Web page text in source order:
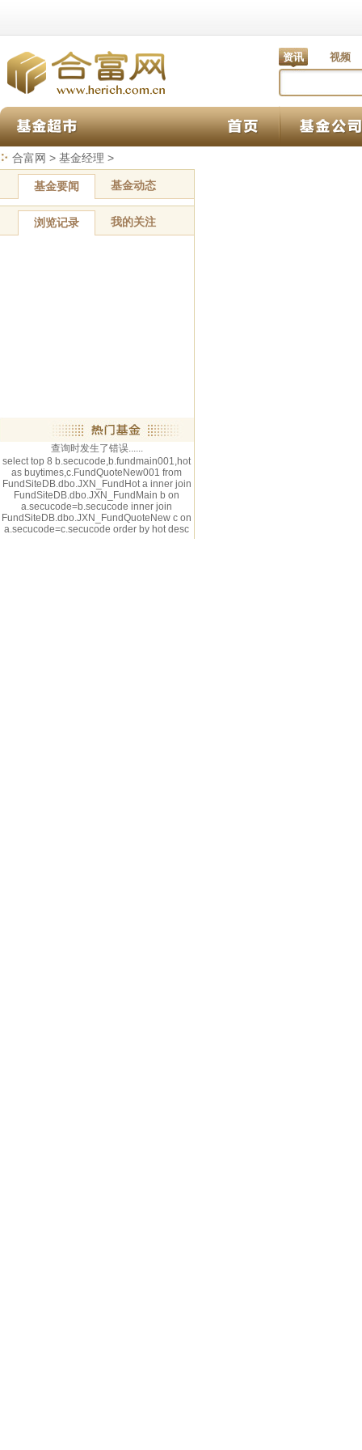
资讯 视频
合富网 > 基金经理 >
基金要闻 基金动态
浏览记录 我的关注
查询时发生了错误......
select top 8 b.secucode,b.fundmain001,hot
as buytimes,c.FundQuoteNew001 from
FundSiteDB.dbo.JXN_FundHot a inner join
FundSiteDB.dbo.JXN_FundMain b on
a.secucode=b.secucode inner join
FundSiteDB.dbo.JXN_FundQuoteNew c on
a.secucode=c.secucode order by hot desc